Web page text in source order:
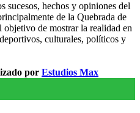
sucesos, hechos y opiniones del
de la Quebrada de
de mostrar la realidad en
culturales, políticos y
por Estudios Max